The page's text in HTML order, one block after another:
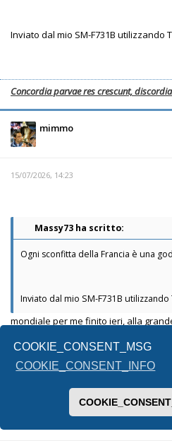
COOKIE_CONSENT_MSG
COOKIE_CONSENT_INFO
Inviato dal mio SM-F731B utilizzando
Concordia parvae res crescunt,
mimmo
15/07/2026, 14:23
Massy73 ha scritto:
Ogni sconfitta della Francia è una
Inviato dal mio SM-F731B utilizzando
mondiale per me finito ieri, alla
sulla torta.
sciarpetta